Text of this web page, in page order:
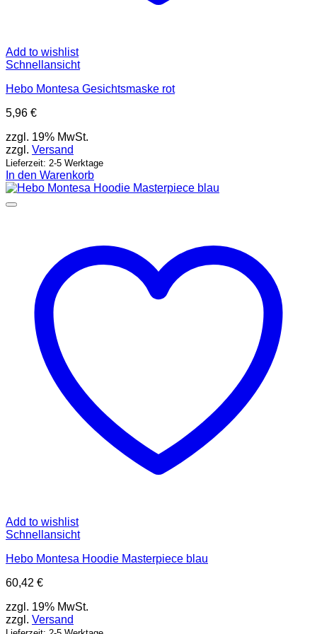
Add to wishlist
Schnellansicht
Hebo Montesa Gesichtsmaske rot
5,96 €
zzgl. 19% MwSt.
zzgl. Versand
Lieferzeit: 2-5 Werktage
In den Warenkorb
Add to wishlist
Schnellansicht
Hebo Montesa Hoodie Masterpiece blau
60,42 €
zzgl. 19% MwSt.
zzgl. Versand